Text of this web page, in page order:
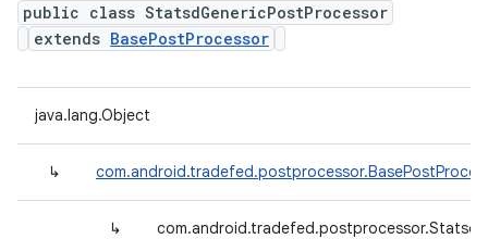
public class StatsdGenericPostProcessor
extends BasePostProcessor
java.lang.Object
↳
↳